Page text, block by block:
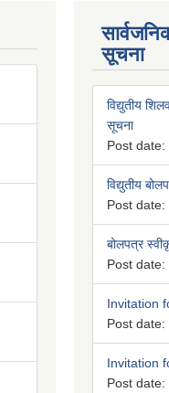
सूचना
विद्युतीय
सूचना
Post date:
विद्युतीय
Post date:
बोलपत्र
Post date:
Invitation
Post date:
Invitation
Post date: